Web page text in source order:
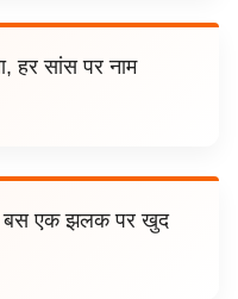
हर सांस पर नाम
बस एक झलक पर खुद